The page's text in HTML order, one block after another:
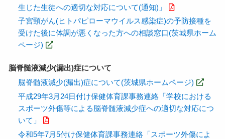
生じた生徒への適切な対応について(通知)」
子宮頸がん(ヒトパピローマウイルス感染症)の予防接種を
受けた後に体調が悪くなった方への相談窓口(茨城県ホーム
ページ)
脳脊髄液減少(漏出)症について
脳脊髄液減少(漏出)症について(茨城県ホームページ)
平成29年3月24日付け保健体育課事務連絡「学校における
スポーツ外傷等による脳脊髄液減少症への適切な対応につ
いて」
令和5年7月5付け保健体育課事務連絡「スポーツ外傷によ